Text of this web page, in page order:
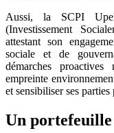
Aussi, la SCPI
(Investissement
attestant son
sociale et de
démarches
empreinte
et sensibiliser ses
Un